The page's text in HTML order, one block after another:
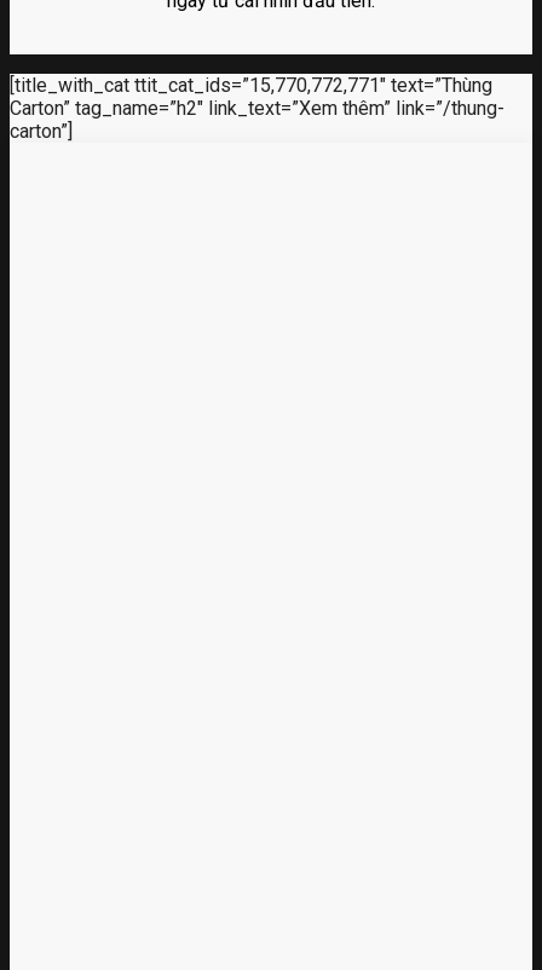
[title_with_cat ttit_cat_ids=”15,770,772,771″ text=”Thùng
Carton” tag_name=”h2″ link_text=”Xem thêm” link=”/thung-
carton”]